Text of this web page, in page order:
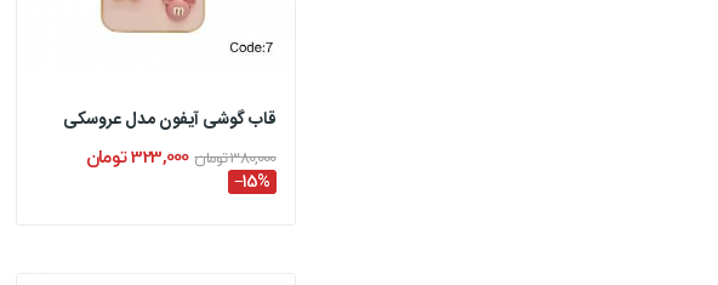
قاب گوشی آیفون مدل عروسکی
380,000 تومان 323,000 تومان
‎−15%